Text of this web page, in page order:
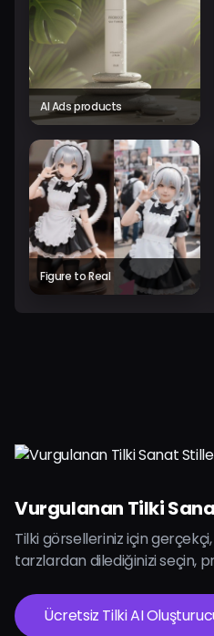
AI Ads products
Figure to Real
Vurgulanan Tilki
Tilki görselleriniz için
tarzlardan dilediğinizi seçin,
Ücretsiz Tilki AI